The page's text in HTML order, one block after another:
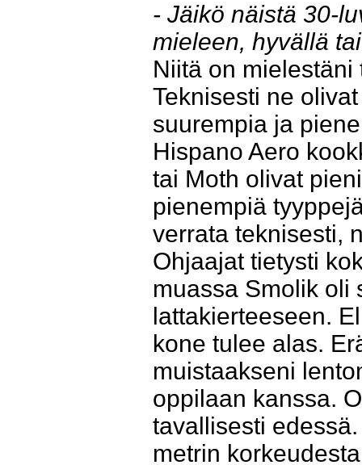
- Jäikö näistä 30-
mieleen, hyvällä
Niitä on
Teknisesti ne
suurempia ja
Hispano Aero
tai Moth olivat
pienempiä
verrata teknisesti,
Ohjaajat tietysti
muassa Smolik oli
lattakierteeseen.
kone tulee alas.
muistaakseni
oppilaan kanssa.
tavallisesti
metrin